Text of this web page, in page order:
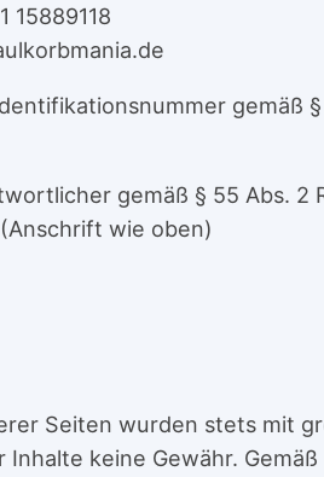
15889118
gemäß
gemäß § 55 Abs. 2
wie oben)
Seiten wurden stets mit
Inhalte keine Gewähr.